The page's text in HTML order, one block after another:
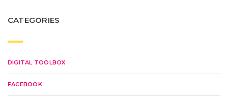
CATEGORIES
DIGITAL TOOLBOX
FACEBOOK